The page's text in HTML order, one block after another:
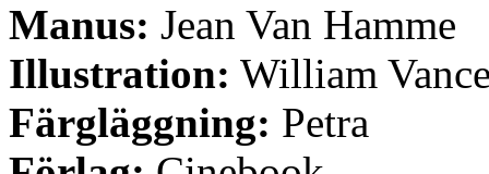
Manus: Jean Van Hamme
Illustration: William
Färgläggning: Petra